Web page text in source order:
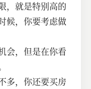
，就是特别高的
候，你要考虑做
会，但是在你看
多，你还要买房